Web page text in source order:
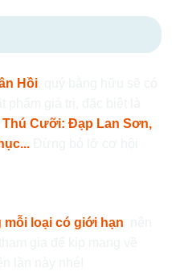
Hồi
Thú Cưỡi: Đạp Lan Sơn,
loại có giới hạn